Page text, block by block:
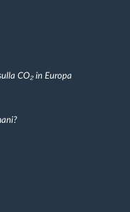
CO₂ in Europa